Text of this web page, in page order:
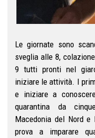
Le giornate sono
sveglia alle 8,
9 tutti pronti nel
iniziare le attività. I
e iniziare a
quarantina da
Macedonia del Nord
prova a imparare